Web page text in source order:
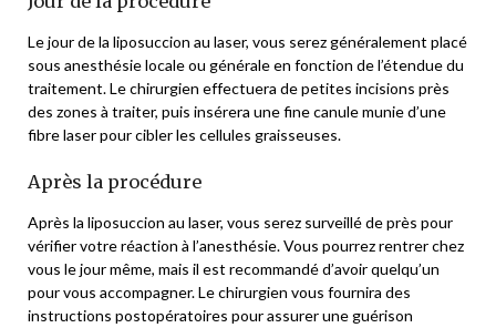
Le jour de la liposuccion au laser, vous serez généralement placé
sous anesthésie locale ou générale en fonction de l’étendue du
traitement. Le chirurgien effectuera de petites incisions près
des zones à traiter, puis insérera une fine canule munie d’une
fibre laser pour cibler les cellules graisseuses.
Après la procédure
Après la liposuccion au laser, vous serez surveillé de près pour
vérifier votre réaction à l’anesthésie. Vous pourrez rentrer chez
vous le jour même, mais il est recommandé d’avoir quelqu’un
pour vous accompagner. Le chirurgien vous fournira des
instructions postopératoires pour assurer une guérison